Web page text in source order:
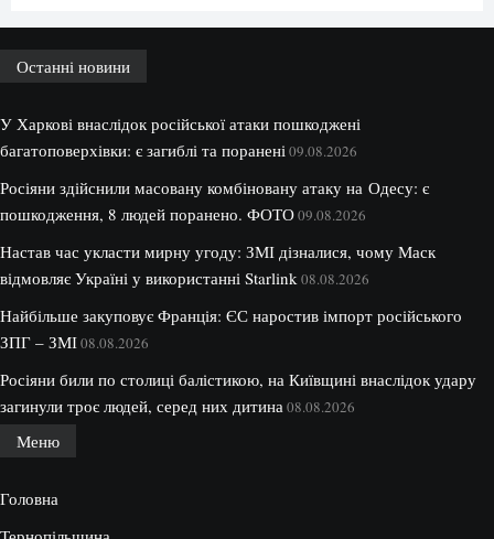
Останні новини
У Харкові внаслідок російської атаки пошкоджені
багатоповерхівки: є загиблі та поранені 09.08.2026
Росіяни здійснили масовану комбіновану атаку на Одесу: є
пошкодження, 8 людей поранено. ФОТО09.08.2026
Настав час укласти мирну угоду: ЗМІ дізналися, чому Маск
відмовляє Україні у використанні Starlink 08.08.2026
Найбільше закуповує Франція: ЄС наростив імпорт російського
ЗПГ – ЗМІ08.08.2026
Росіяни били по столиці балістикою, на Київщині внаслідок удару
загинули троє людей, серед них дитина 08.08.2026
Меню
Головна